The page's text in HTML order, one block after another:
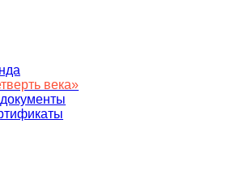
века»